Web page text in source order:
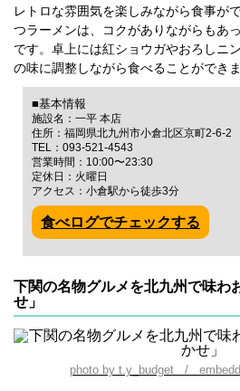
レトロな雰囲気を楽しみながら食事が
つラーメンは、コクがありながらもあ
です。卓上には紅ショウガやおろしニ
の味に調整しながら食べることができま
■基本情報
施設名：一平 本店
住所：福岡県北九州市小倉北区京町2-6-2
TEL：093-521-4543
営業時間：10:00〜23:30
定休日：火曜日
アクセス：小倉駅から徒歩3分
食べログでチェックする
下関の名物グルメを北九州で味わ
せ」
photo by t.y_budget /